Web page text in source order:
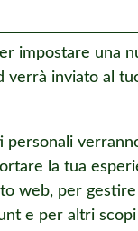
impostare una
verrà inviato al
personali
la tua
web, per gestire
e per altri